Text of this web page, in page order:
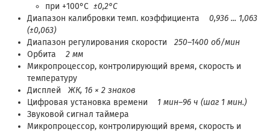
при +100°C ±0,2°C
Диапазон калибровки темп. коэффициента 0,936 ... 1,063
(±0,063)
Диапазон регулирования скорости 250–1400 об/мин
Орбита 2 мм
Микропроцессор, контролирующий время, скорость и
температуру
Дисплей ЖК, 16 × 2 знаков
Цифровая установка времени 1 мин–96 ч (шаг 1 мин.)
Звуковой сигнал таймера
Микропроцессор, контролирующий время, скорость и